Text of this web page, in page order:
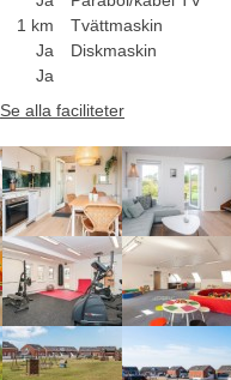
1 km
Ja
Ja
Tvättmaskin
Diskmaskin
Se alla faciliteter